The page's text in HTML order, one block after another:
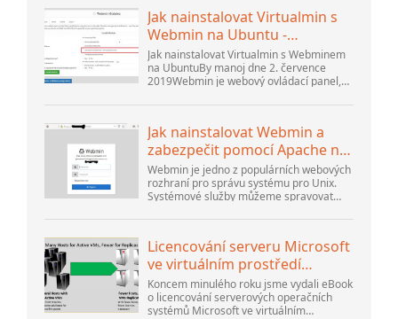
Jak nainstalovat Virtualmin s
Webmin na Ubuntu -
Interserver ...
Jak nainstalovat Virtualmin s Webminem
na UbuntuBy manoj dne 2. července
2019Webmin je webový ovládací panel,
účet, Apache, DNS a sdílení souborů. Je
Jak nainstalovat Webmin a
zabezpečit pomocí Apache na
Ubuntu 18.04 ...
Webmin je jedno z populárních webových
rozhraní pro správu systému pro Unix.
Systémové služby můžeme spravovat
Oblíbené a oficiální dostupné moduly...
Licencování serveru Microsoft
ve virtuálním prostředí
přehodnoceno
Koncem minulého roku jsme vydali eBook
o licencování serverových operačních
systémů Microsoft ve virtuálním